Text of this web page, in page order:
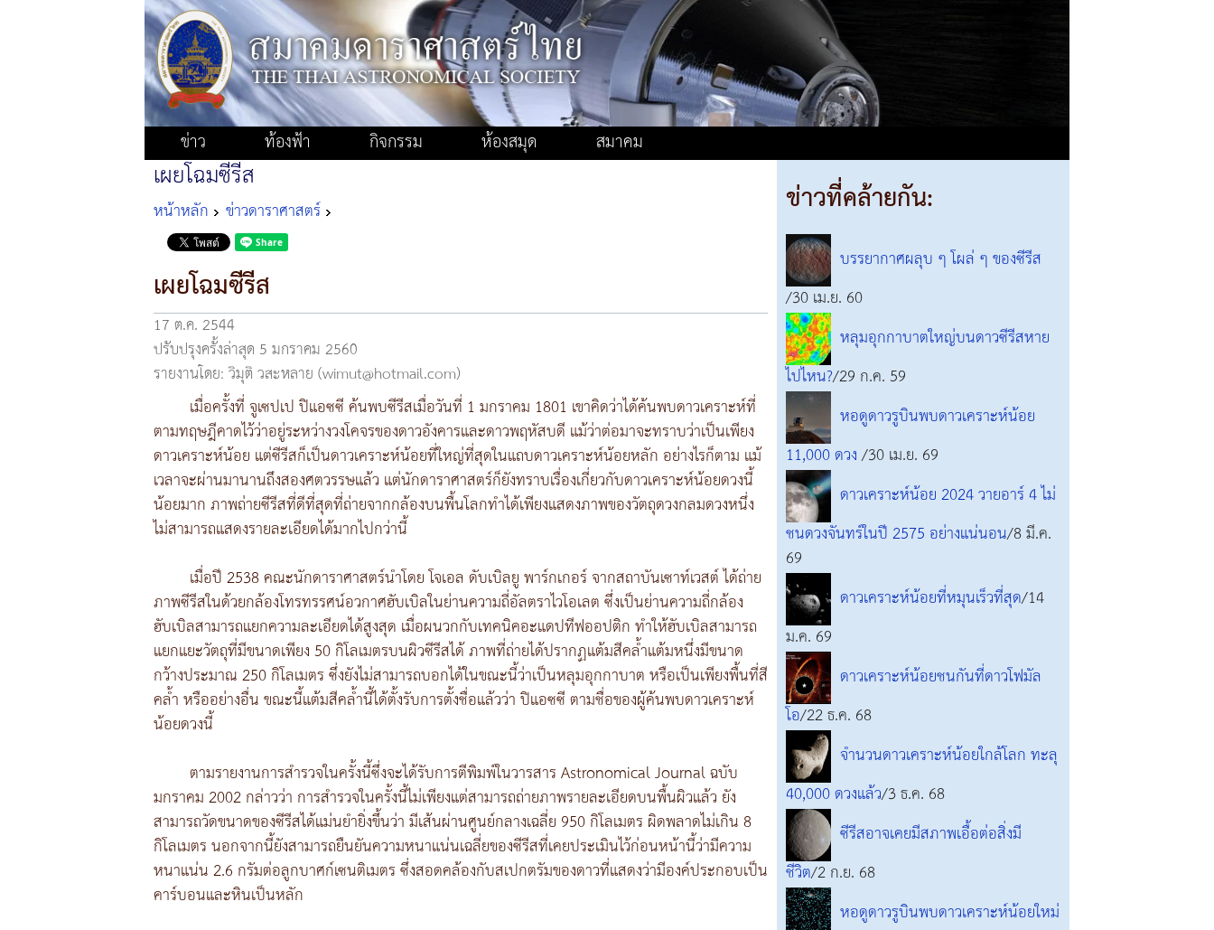
ข่าว ท้องฟ้า กิจกรรม ห้องสมุด สมาคม
เผยโฉมซีรีส
หน้าหลัก ข่าวดาราศาสตร์
เผยโฉมซีรีส
17 ต.ค. 2544
ปรับปรุงครั้งล่าสุด 5 มกราคม 2560
รายงานโดย: วิมุติ วสะหลาย (wimut@hotmail.com)
เมื่อครั้งที่ จูเซปเป ปิแอซซี ค้นพบซีรีสเมื่อวันที่ 1 มกราคม 1801 เขาคิดว่าได้ค้นพบดาวเคราะห์ที่
ตามทฤษฎีคาดไว้ว่าอยู่ระหว่างวงโคจรของดาวอังคารและดาวพฤหัสบดี แม้ว่าต่อมาจะทราบว่าเป็นเพียง
ดาวเคราะห์น้อย แต่ซีรีสก็เป็นดาวเคราะห์น้อยที่ใหญ่ที่สุดในแถบดาวเคราะห์น้อยหลัก อย่างไรก็ตาม แม้
เวลาจะผ่านมานานถึงสองศตวรรษแล้ว แต่นักดาราศาสตร์ก็ยังทราบเรื่องเกี่ยวกับดาวเคราะห์น้อยดวงนี้
น้อยมาก ภาพถ่ายซีรีสที่ดีที่สุดที่ถ่ายจากกล้องบนพื้นโลกทำได้เพียงแสดงภาพของวัตถุดวงกลมดวงหนึ่ง
ไม่สามารถแสดงรายละเอียดได้มากไปกว่านี้
เมื่อปี 2538 คณะนักดาราศาสตร์นำโดย โจเอล ดับเบิลยู พาร์กเกอร์ จากสถาบันเซาท์เวสต์ ได้ถ่าย
ภาพซีรีสในด้วยกล้องโทรทรรศน์อวกาศฮับเบิลในย่านความถี่อัลตราไวโอเลต ซึ่งเป็นย่านความถี่กล้อง
ฮับเบิลสามารถแยกความละเอียดได้สูงสุด เมื่อผนวกกับเทคนิคอะแดปทีฟออปติก ทำให้ฮับเบิลสามารถ
แยกแยะวัตถุที่มีขนาดเพียง 50 กิโลเมตรบนผิวซีรีสได้ ภาพที่ถ่ายได้ปรากฏแต้มสีคล้ำแต้มหนึ่งมีขนาด
กว้างประมาณ 250 กิโลเมตร ซึ่งยังไม่สามารถบอกได้ในขณะนี้ว่าเป็นหลุมอุกกาบาต หรือเป็นเพียงพื้นที่สี
คล้ำ หรืออย่างอื่น ขณะนี้แต้มสีคล้ำนี้ได้ตั้งรับการตั้งชื่อแล้วว่า ปิแอซซี ตามชื่อของผู้ค้นพบดาวเคราะห์
น้อยดวงนี้
ตามรายงานการสำรวจในครั้งนี้ซึ่งจะได้รับการตีพิมพ์ในวารสาร Astronomical Journal ฉบับ
มกราคม 2002 กล่าวว่า การสำรวจในครั้งนี้ไม่เพียงแต่สามารถถ่ายภาพรายละเอียดบนพื้นผิวแล้ว ยัง
สามารถวัดขนาดของซีรีสได้แม่นยำยิ่งขึ้นว่า มีเส้นผ่านศูนย์กลางเฉลี่ย 950 กิโลเมตร ผิดพลาดไม่เกิน 8
กิโลเมตร นอกจากนี้ยังสามารถยืนยันความหนาแน่นเฉลี่ยของซีรีสที่เคยประเมินไว้ก่อนหน้านี้ว่ามีความ
หนาแน่น 2.6 กรัมต่อลูกบาศก์เซนติเมตร ซึ่งสอดคล้องกับสเปกตรัมของดาวที่แสดงว่ามีองค์ประกอบเป็น
คาร์บอนและหินเป็นหลัก
ข่าวที่คล้ายกัน:
บรรยากาศผลุบ ๆ โผล่ ๆ ของซีรีส
/30 เม.ย. 60
หลุมอุกกาบาตใหญ่บนดาวซีรีสหาย
ไปไหน?/29 ก.ค. 59
หอดูดาวรูบินพบดาวเคราะห์น้อย
11,000 ดวง/30 เม.ย. 69
ดาวเคราะห์น้อย 2024 วายอาร์ 4 ไม่
ชนดวงจันทร์ในปี 2575 อย่างแน่นอน/8 มี.ค.
69
ดาวเคราะห์น้อยที่หมุนเร็วที่สุด/14
ม.ค. 69
ดาวเคราะห์น้อยชนกันที่ดาวโฟมัล
โอ/22 ธ.ค. 68
จำนวนดาวเคราะห์น้อยใกล้โลก ทะลุ
40,000 ดวงแล้ว/3 ธ.ค. 68
ซีรีสอาจเคยมีสภาพเอื้อต่อสิ่งมี
ชีวิต/2 ก.ย. 68
หอดูดาวรูบินพบดาวเคราะห์น้อยใหม่